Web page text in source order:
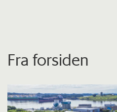
Fra forsiden